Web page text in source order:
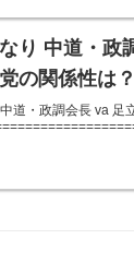
り 中道・政
の関係性は？
道・政調会長 va 足